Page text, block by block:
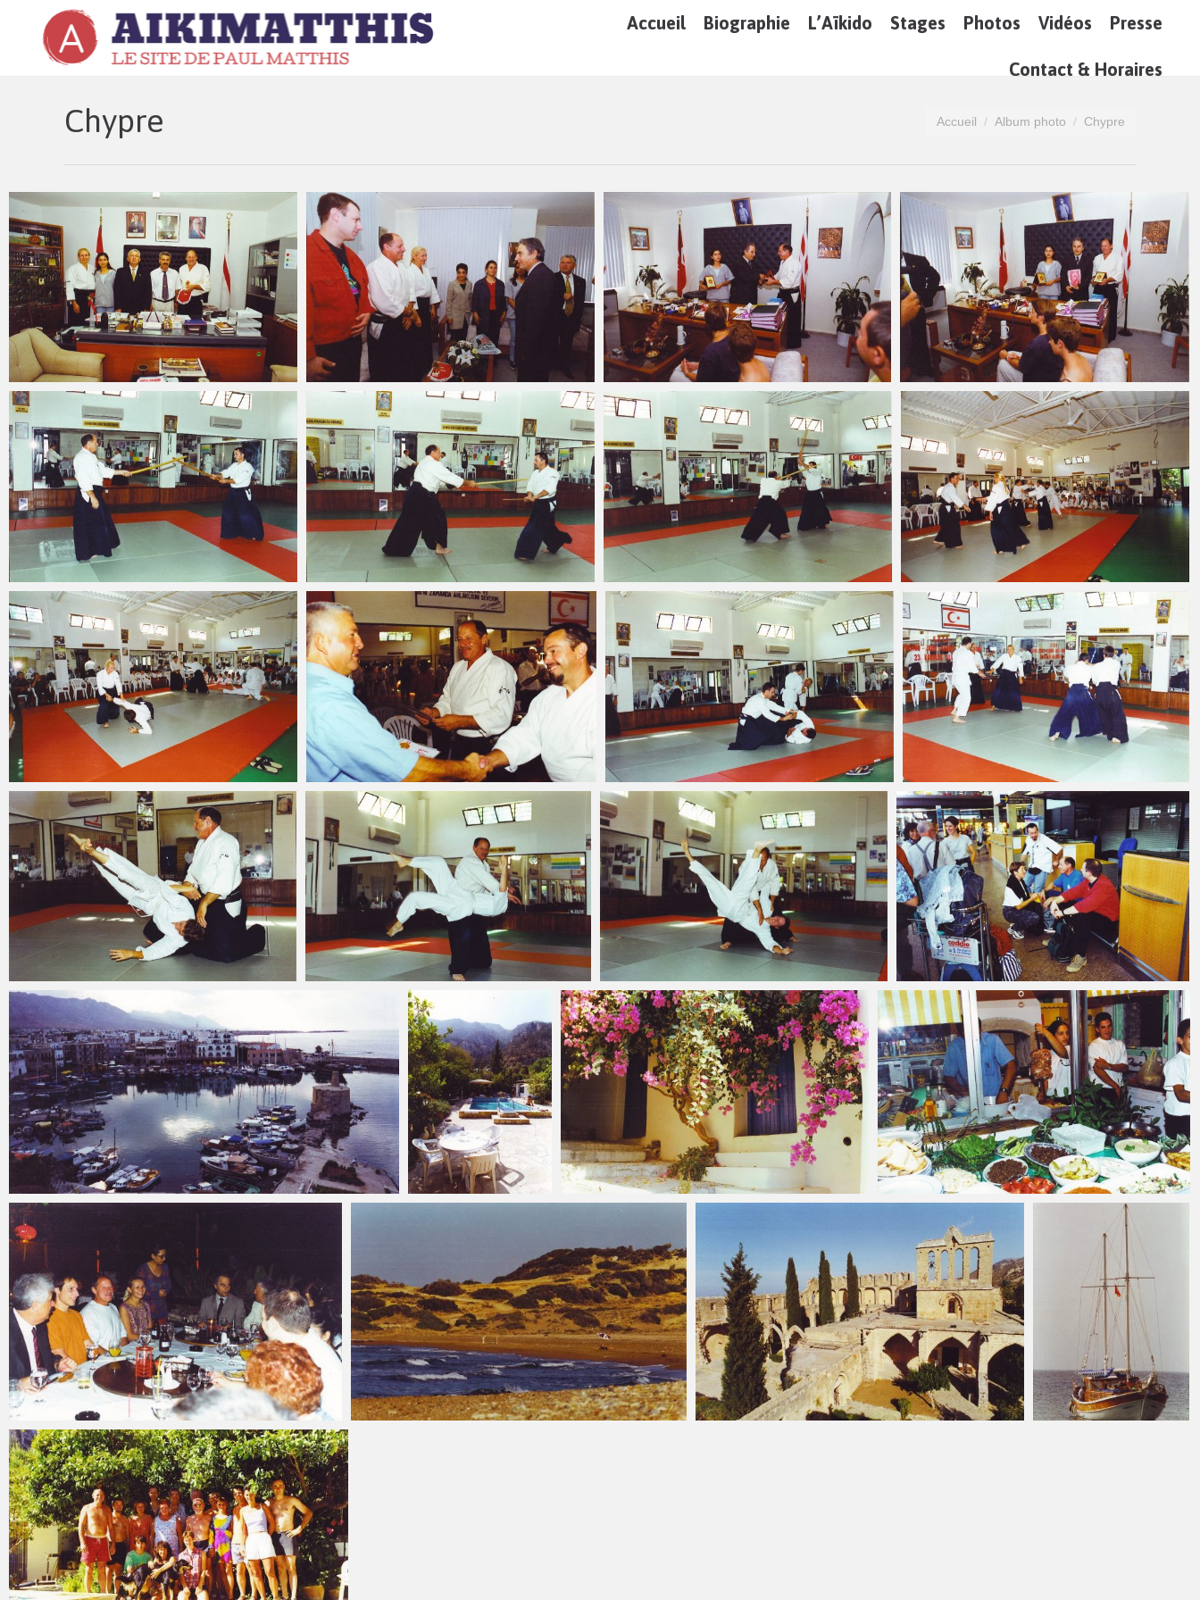
Accueil Biographie L’Aïkido Stages Photos Vidéos Presse
Contact & Horaires
Chypre Vous êtes ici :
Accueil Album photo Chypre